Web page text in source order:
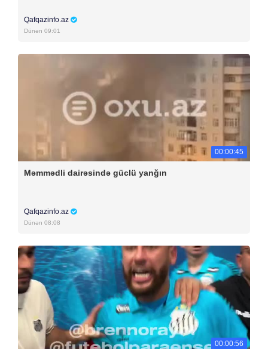
Qafqazinfo.az
Dünən 09:01
00:00:45
Məmmədli dairəsində güclü yanğın
Qafqazinfo.az
Dünən 08:08
00:00:56